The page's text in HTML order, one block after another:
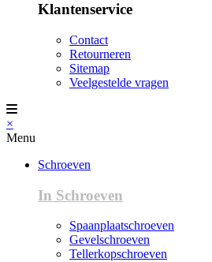
Klantenservice
Contact
Retourneren
Sitemap
Veelgestelde vragen
×
Menu
Schroeven
In Schroeven
Spaanplaatschroeven
Gevelschroeven
Tellerkopschroeven